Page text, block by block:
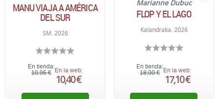
MANU VIAJA A AMÉRICA
DEL SUR
SM. 2026
En tienda:
10,95 € En la web:
10,40 €
Marianne Dubuc
FLOP Y EL LAGO
Kalandraka. 2026
En tienda:
18,00 €
En la web:
17,10 €